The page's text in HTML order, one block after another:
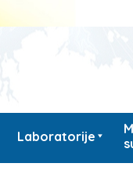
Laboratorije